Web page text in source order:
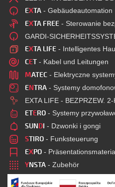
EXTA - Gebäudeautomation
EXTA FREE - Sterowanie
GARDI-
EXTA LIFE - Intelligentes
CET - Kabel und Leitungen
MATEC - Elektryczne
ENTRA - Systemy
EXTA LIFE - BEZPRZEW. 2-
ETERO - Systemy
SUNDI - Dzwonki i gongi
STIRO - Funksteuerung
EXPO -
YNSTA - Zubehör